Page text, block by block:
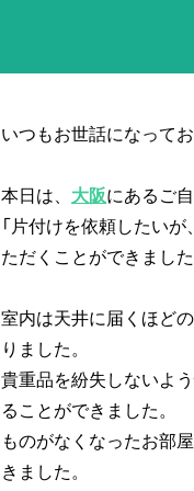
いつもお世話になって
本日は、 大阪にあるご
「片付けを依頼したい
ただくことができました
室内は天井に届くほど
りました。
貴重品を紛失しないよ
ることができました。
ものがなくなったお部
きました。